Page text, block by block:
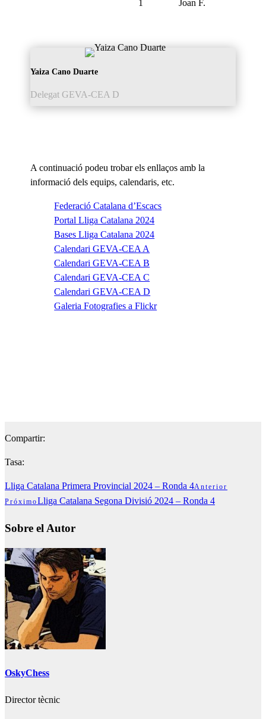
1 Joan F.
Yaiza Cano Duarte
Delegat GEVA-CEA D
A continuació podeu trobar els enllaços amb la
informació dels equips, calendaris, etc.
Federació Catalana d’Escacs
Portal Lliga Catalana 2024
Bases Lliga Catalana 2024
Calendari GEVA-CEA A
Calendari GEVA-CEA B
Calendari GEVA-CEA C
Calendari GEVA-CEA D
Galeria Fotografies a Flickr
Compartir:
Tasa:
Lliga Catalana Primera Provincial 2024 – Ronda 4Anterior
PróximoLliga Catalana Segona Divisió 2024 – Ronda 4
Sobre el Autor
OskyChess
Director tècnic